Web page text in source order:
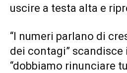
uscire a testa alta e
“I numeri parlano di
dei contagi” scandisce
“dobbiamo rinunciare